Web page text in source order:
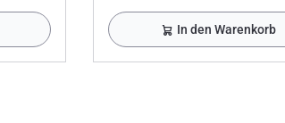
In den Warenkorb